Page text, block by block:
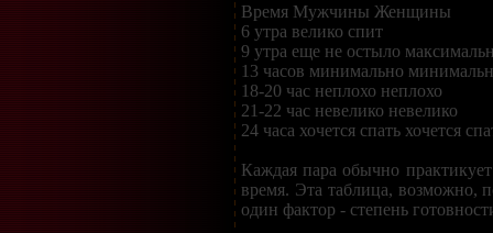
Время Мужчины Женщины
6 утра велико спит
9 утра еще не остыло
13 часов минимально
18-20 час неплохо неплохо
21-22 час невелико невелико
24 часа хочется спать хочется
Каждая пара обычно
время. Эта таблица, возможно,
один фактор - степень